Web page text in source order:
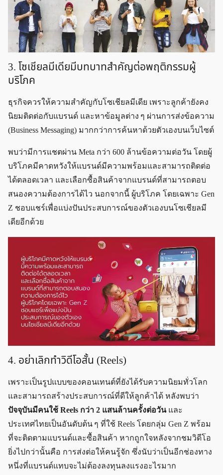
3. โซเชียลมีเดียมีบทบาทสำคัญต่อพฤติกรรมผู้
บริโภค
ธุรกิจควรให้ความสำคัญกับโซเชียลมีเดีย เพราะลูกค้ายังคง
นิยมติดต่อกับแบรนด์ และหาข้อมูลต่าง ๆ ผ่านการส่งข้อความ
(Business Messaging) มากกว่าการค้นหาด้วยตัวเองบนเว็บไซต์
พบว่ามีการแชตผ่าน Meta กว่า 600 ล้านข้อความต่อวัน โดยผู้
บริโภคมีคาดหวังให้แบรนด์มีความพร้อมและสามารถติดต่อ
ได้ตลอดเวลา และเลือกซื้อสินค้าจากแบรนด์ที่สามารถตอบ
สนองความต้องการได้ไว นอกจากนี้ ผู้บริโภค โดยเฉพาะ Gen
Z ชอบแชร์เพื่อแบ่งปันประสบการณ์ของตัวเองบนโซเชียลมี
เดียอีกด้วย
4. อย่าเลิกทำวิดีโอสั้น (Reels)
เพราะเป็นรูปแบบของคอนเทนต์ที่ยังได้รับความนิยมทั่วโลก
และสามารถสร้างประสบการณ์ที่ดีให้ลูกค้าได้ หลังพบว่า
ปัจจุบันมีคนใช้ Reels กว่า 2 แสนล้านครั้งต่อวันและ
ประเทศไทยเป็นอันดับต้น ๆ ที่ใช้ Reels โดยกลุ่ม Gen Z พร้อม
ที่จะติดตามแบรนด์และซื้อสินค้า หากถูกใจหลังจากชมวิดีโอ
ยิ่งไปกว่านั้นคือ การส่งต่อให้คนรู้จัก ซึ่งนับว่าเป็นอีกช่องทาง
หนึ่งที่แบรนด์แทบจะไม่ต้องลงทุนลงแรงอะไรมาก